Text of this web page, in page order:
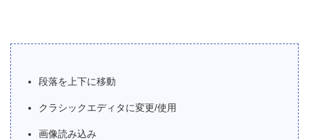
段落を上下に移動
クラシックエディタに変更/使用
画像読み込み